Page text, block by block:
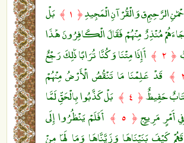
الرَّحِيمِ ق وَالْقُرْآنِ الْمَجِيدِ﴿ ١ ﴾
بَلْ
مُنْذِرٌ مِنْهُمْ فَقَالَ الْكَافِرُونَ هَٰذَا
﴿ ٢ ﴾
أَإِذَا مِتْنَا وَكُنَّا تُرَابًا ذَٰلِكَ رَجْعٌ
قَدْ عَلِمْنَا مَا تَنْقُصُ الْأَرْضُ مِنْهُمْ
حَفِيظٌ﴿ ٤ ﴾
بَلْ كَذَّبُوا بِالْحَقِّ لَمَّا
أَمْرٍ مَرِيجٍ ﴿ ٥ ﴾
أَفَلَمْ يَنْظُرُوا إِلَى
كَيْفَ بَنَيْنَاهَا وَزَيَّنَّاهَا وَمَا لَهَا مِنْ